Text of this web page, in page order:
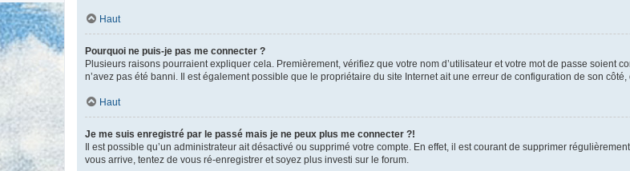
Haut
Pourquoi ne puis-je pas me connecter ?
Plusieurs raisons pourraient expliquer cela. Premièrement, vérifiez que votre nom d’utilisateur et votre mot de passe soient
n’avez pas été banni. Il est également possible que le propriétaire du site Internet ait une erreur de configuration de son côté,
Haut
Je me suis enregistré par le passé mais je ne peux plus me connecter ?!
Il est possible qu’un administrateur ait désactivé ou supprimé votre compte. En effet, il est courant de supprimer
vous arrive, tentez de vous ré-enregistrer et soyez plus investi sur le forum.